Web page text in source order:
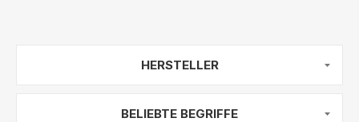
HERSTELLER
BELIEBTE BEGRIFFE